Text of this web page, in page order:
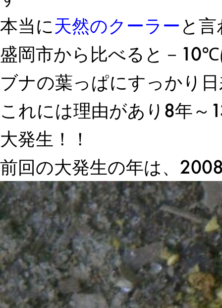
本当に天然のクーラーと
盛岡市から比べると－
ブナの葉っぱにすっかり
これには理由があり8年～
大発生！！
前回の大発生の年は、